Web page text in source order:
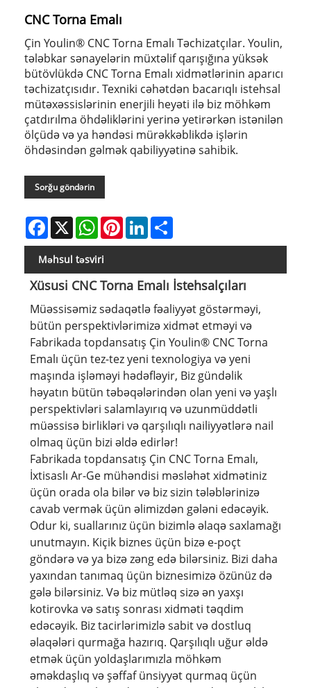
CNC Torna Emalı
Çin Youlin® CNC Torna Emalı Təchizatçılar. Youlin,
tələbkar sənayelərin müxtəlif qarışığına yüksək
bütövlükdə CNC Torna Emalı xidmətlərinin aparıcı
təchizatçısıdır. Texniki cəhətdən bacarıqlı istehsal
mütəxəssislərinin enerjili heyəti ilə biz möhkəm
çatdırılma öhdəliklərini yerinə yetirərkən istənilən
ölçüdə və ya həndəsi mürəkkəblikdə işlərin
öhdəsindən gəlmək qabiliyyətinə sahibik.
Sorğu göndərin
Facebook
X WhatsAppPinterestLinkedIn
Məhsul təsviri
Xüsusi CNC Torna Emalı İstehsalçıları
Müəssisəmiz sədaqətlə fəaliyyət göstərməyi,
bütün perspektivlərimizə xidmət etməyi və
Fabrikada topdansatış Çin Youlin® CNC Torna
Emalı üçün tez-tez yeni texnologiya və yeni
maşında işləməyi hədəfləyir, Biz gündəlik
həyatın bütün təbəqələrindən olan yeni və yaşlı
perspektivləri salamlayırıq və uzunmüddətli
müəssisə birlikləri və qarşılıqlı nailiyyətlərə nail
olmaq üçün bizi əldə edirlər!
Fabrikada topdansatış Çin CNC Torna Emalı,
İxtisaslı Ar-Ge mühəndisi məsləhət xidmətiniz
üçün orada ola bilər və biz sizin tələblərinizə
cavab vermək üçün əlimizdən gələni edəcəyik.
Odur ki, suallarınız üçün bizimlə əlaqə saxlamağı
unutmayın. Kiçik biznes üçün bizə e-poçt
göndərə və ya bizə zəng edə bilərsiniz. Bizi daha
yaxından tanımaq üçün biznesimizə özünüz də
gələ bilərsiniz. Və biz mütləq sizə ən yaxşı
kotirovka və satış sonrası xidməti təqdim
edəcəyik. Biz tacirlərimizlə sabit və dostluq
əlaqələri qurmağa hazırıq. Qarşılıqlı uğur əldə
etmək üçün yoldaşlarımızla möhkəm
əməkdaşlıq və şəffaf ünsiyyət qurmaq üçün